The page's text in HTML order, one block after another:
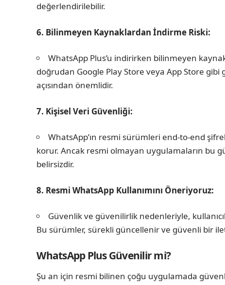
değerlendirilebilir.
6. Bilinmeyen Kaynaklardan İndirme Riski:
WhatsApp Plus’u indirirken bilinmeyen
doğrudan Google Play Store veya App Store
açısından önemlidir.
7. Kişisel Veri Güvenliği:
WhatsApp’ın resmi sürümleri end-to-end
korur. Ancak resmi olmayan uygulamaların bu
belirsizdir.
8. Resmi WhatsApp Kullanımını Öneriyoruz:
Güvenlik ve güvenilirlik nedenleriyle,
Bu sürümler, sürekli güncellenir ve güvenli bir
WhatsApp Plus Güvenilir mi?
Şu an için resmi bilinen çoğu uygulamada